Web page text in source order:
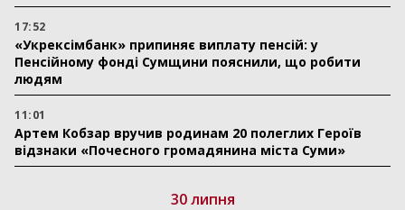
17:52
«Укрексімбанк» припиняє виплату пенсій: у
Пенсійному фонді Сумщини пояснили, що робити
людям
11:01
Артем Кобзар вручив родинам 20 полеглих Героїв
відзнаки «Почесного громадянина міста Суми»
30 липня